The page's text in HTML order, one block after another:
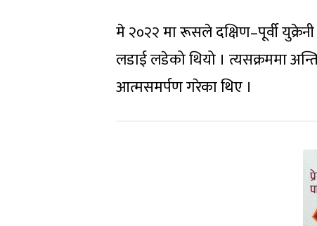
मे २०२२ मा रूसले दक्षिण–पूर्वी
लडाई लडेको थियो । त्यसक्रममा
आत्मसमर्पण गरेका थिए ।